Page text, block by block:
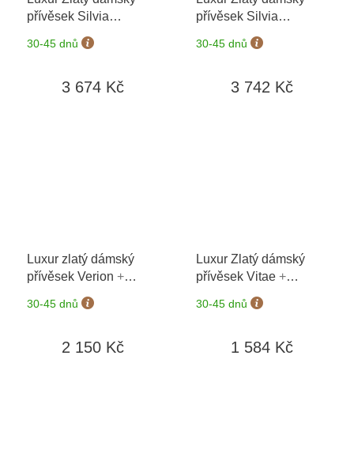
přívěsek Silvia
+ možnost
výměny do 90 dní
30-45 dnů
3 674 Kč
přívěsek Silvia
+ možnost
výměny do 90 dní
30-45 dnů
3 742 Kč
Luxur zlatý dámský
přívěsek Verion +
možnost výměny do 90
dní
30-45 dnů
2 150 Kč
Luxur Zlatý dámský
přívěsek Vitae +
možnost výměny do 90
dní
30-45 dnů
1 584 Kč